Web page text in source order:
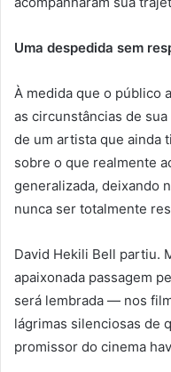
Uma despedida sem
À medida que o público
as circunstâncias de
de um artista que ainda
sobre o que realmente
generalizada, deixando
nunca ser totalmente
David Hekili Bell partiu.
apaixonada passagem
será lembrada — nos
lágrimas silenciosas de
promissor do cinema